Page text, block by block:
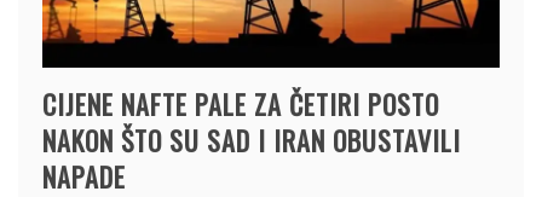
CIJENE NAFTE PALE ZA ČETIRI POSTO
NAKON ŠTO SU SAD I IRAN OBUSTAVILI
NAPADE